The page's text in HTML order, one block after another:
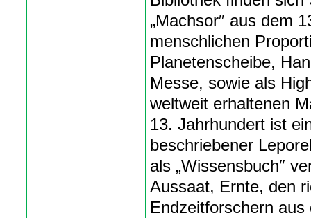
„Machsor″ aus dem
menschlichen
Planetenscheibe,
Messe, sowie als
weltweit erhaltenen
13. Jahrhundert ist
beschriebener
als „Wissensbuch″
Aussaat, Ernte, den
Endzeitforschern